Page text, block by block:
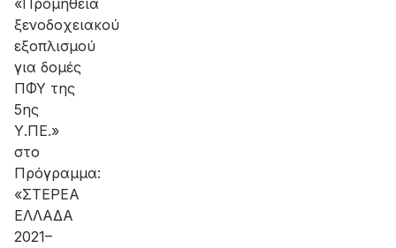
«Προμήθεια
ξενοδοχειακού
εξοπλισμού
για δομές
ΠΦΥ της
5ης
Υ.ΠΕ.»
στο
Πρόγραμμα:
«ΣΤΕΡΕΑ
ΕΛΛΑΔΑ
2021–